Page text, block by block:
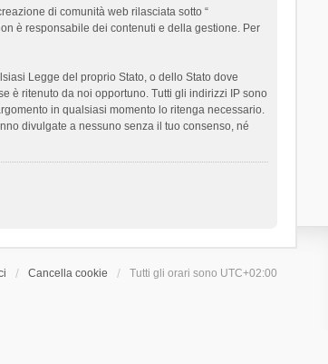
di comunità web rilasciata sotto “
è responsabile dei contenuti e della gestione. Per
Legge del proprio Stato, o dello Stato dove
è ritenuto da noi opportuno. Tutti gli indirizzi IP sono
in qualsiasi momento lo ritenga necessario.
divulgate a nessuno senza il tuo consenso, né
Cancella cookie Tutti gli orari sono UTC+02:00